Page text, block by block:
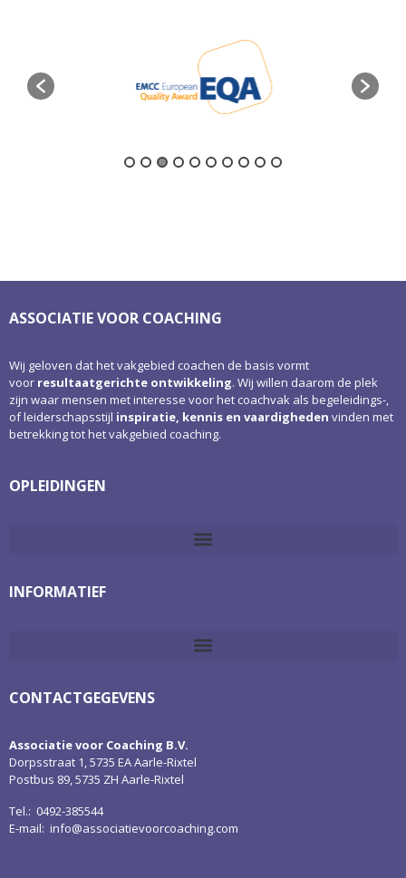
ASSOCIATIE VOOR COACHING
Wij geloven dat het vakgebied coachen de basis vormt
voor resultaatgerichte ontwikkeling. Wij willen daarom de plek
zijn waar mensen met interesse voor het coachvak als begeleidings-,
of leiderschapsstijl inspiratie, kennis en vaardigheden vinden met
betrekking tot het vakgebied coaching.
OPLEIDINGEN
INFORMATIEF
CONTACTGEGEVENS
Associatie voor Coaching B.V.
Dorpsstraat 1, 5735 EA Aarle-Rixtel
Postbus 89, 5735 ZH Aarle-Rixtel
Tel.: 0492-385544
E-mail: info@associatievoorcoaching.com